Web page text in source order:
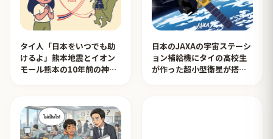
タイ人「日本をいつでも助
けるよ」熊本地震とイオン
モール熊本の10年前の神対
日本のJAXAの宇宙ステーシ
ョン補給機にタイの高校生
が作った超小型衛星が搭載